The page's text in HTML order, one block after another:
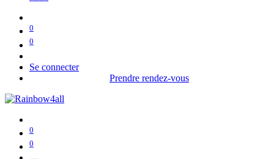
0
0
Se connecter
Prendre rendez-vous
0
0